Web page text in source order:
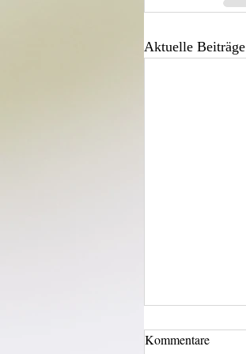
Aktuelle Beiträge
Kommentare